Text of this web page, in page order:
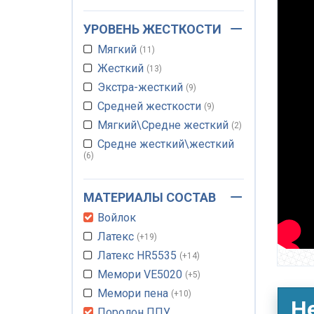
140*190 см +45
140*200 см +45
150*190 см
150*200 см
160*190 см +52
160*200 см +52
180*200 см
190*200 см +13
200*220 см
До 150 кг 15
До 160 кг 1
До 200 кг
Без ограничений кг
УРОВЕНЬ ЖЕСТКОСТИ
Мягкий 11
Жесткий 13
Экстра-жесткий 9
Средней жесткости 9
Мягкий\Средне жесткий 2
Средне жесткий\жесткий
6
МАТЕРИАЛЫ СОСТАВ
Войлок
Латекс +19
Латекс HR5535 +14
Мемори VE5020 +5
Мемори пена +10